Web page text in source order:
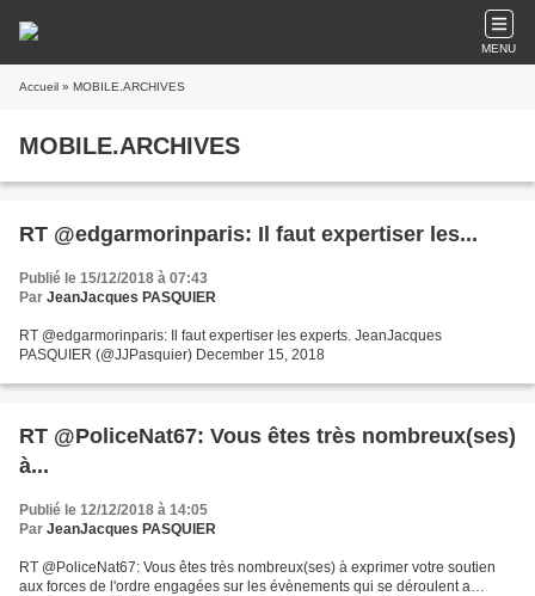
MENU
Accueil » MOBILE.ARCHIVES
MOBILE.ARCHIVES
RT @edgarmorinparis: Il faut expertiser les...
Publié le 15/12/2018 à 07:43
Par JeanJacques PASQUIER
RT @edgarmorinparis: Il faut expertiser les experts. JeanJacques
PASQUIER (@JJPasquier) December 15, 2018
RT @PoliceNat67: Vous êtes très nombreux(ses)
à...
Publié le 12/12/2018 à 14:05
Par JeanJacques PASQUIER
RT @PoliceNat67: Vous êtes très nombreux(ses) à exprimer votre soutien
aux forces de l'ordre engagées sur les évènements qui se déroulent a…